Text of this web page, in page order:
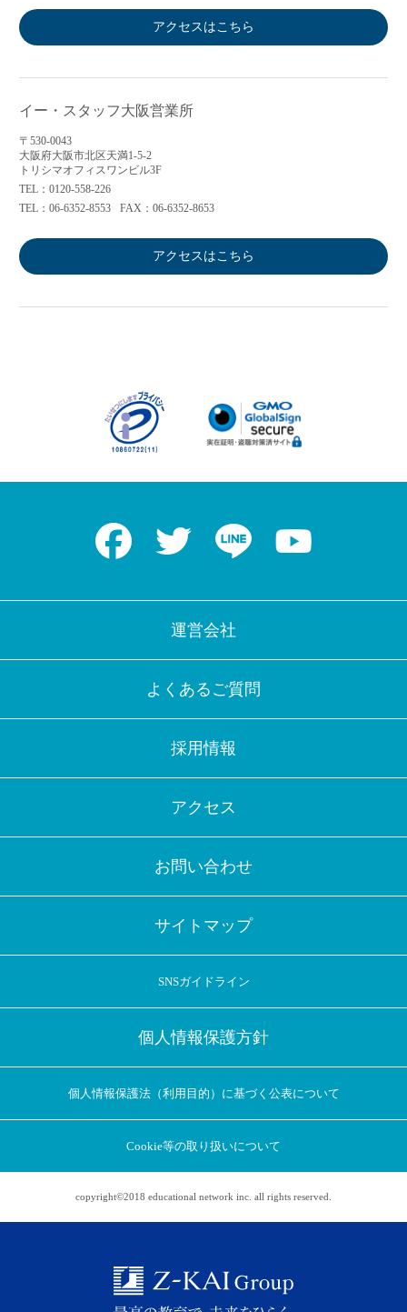
アプリに切り替えてみませんか
アプリ限定のコラムを配信中！
アクセスはこちら
イー・スタッフ大阪営業所
〒530-0043
大阪府大阪市北区天満1-5-2
トリシマオフィスワンビル3F
TEL：0120-558-226
TEL：06-6352-8553
FAX：06-6352-8653
アクセスはこちら
Facebook Twitter LINE
運営会社
よくあるご質問
採用情報
アクセス
お問い合わせ
サイトマップ
SNSガイドライン
個人情報保護方針
個人情報保護法（利用目的）に基づく公表について
Cookie等の取り扱いについて
copyright©2018 educational network inc. all rights reserved.